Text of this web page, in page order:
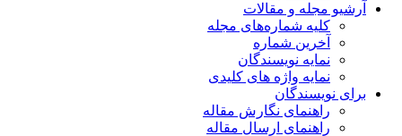
آرشیو مجله و مقالات
کلیه شماره‌های مجله
آخرین شماره
نمایه نویسندگان
نمایه واژه های کلیدی
برای نویسندگان
راهنمای نگارش مقاله
راهنمای ارسال مقاله